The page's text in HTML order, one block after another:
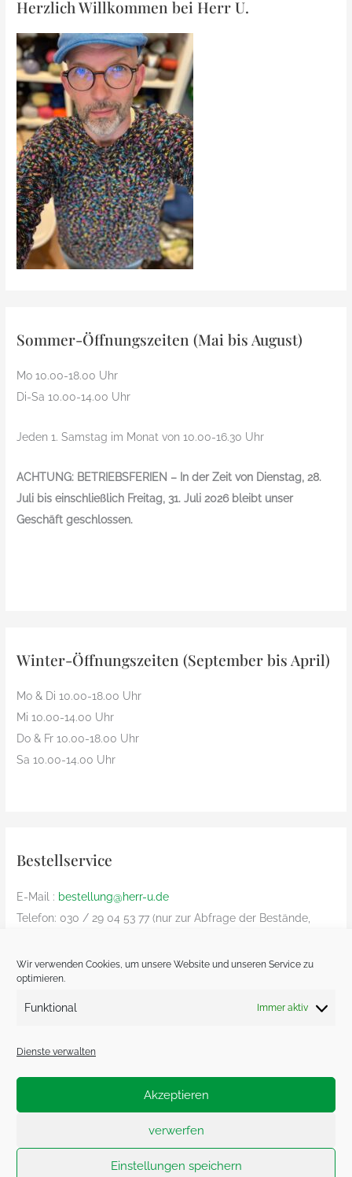
Wir verwenden Cookies, um unsere Website und unseren Service zu
optimieren.
Funktional Immer aktiv
Dienste verwalten
Akzeptieren
verwerfen
Einstellungen speichern
Herzlich Willkommen bei Herr U.
Sommer-Öffnungszeiten (Mai bis August)
Mo 10.00-18.00 Uhr
Di-Sa 10.00-14.00 Uhr
Jeden 1. Samstag im Monat von 10.00-16.30 Uhr
ACHTUNG: BETRIEBSFERIEN – In der Zeit von Dienstag, 28.
Juli bis einschließlich Freitag, 31. Juli 2026 bleibt unser
Geschäft geschlossen.
Winter-Öffnungszeiten (September bis April)
Mo & Di 10.00-18.00 Uhr
Mi 10.00-14.00 Uhr
Do & Fr 10.00-18.00 Uhr
Sa 10.00-14.00 Uhr
Bestellservice
E-Mail : bestellung@herr-u.de
Telefon: 030 / 29 04 53 77 (nur zur Abfrage der Bestände,
nur innerhalb Deutschland (Versandkosten: € 8,90)
Bezahlung nur Vorkasse und nur von deutschem Bankkonto
zu deutschem Bankkonto – kein Paypal
Copyright © 2026 Herr U am Amalienpark | Powered by